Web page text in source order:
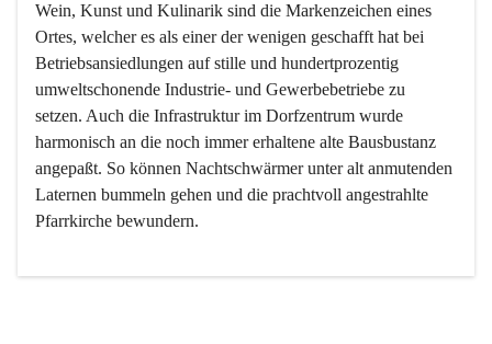
Wein, Kunst und Kulinarik sind die Markenzeichen eines
Ortes, welcher es als einer der wenigen geschafft hat bei
Betriebsansiedlungen auf stille und hundertprozentig
umweltschonende Industrie- und Gewerbebetriebe zu
setzen. Auch die Infrastruktur im Dorfzentrum wurde
harmonisch an die noch immer erhaltene alte Bausbustanz
angepaßt. So können Nachtschwärmer unter alt anmutenden
Laternen bummeln gehen und die prachtvoll angestrahlte
Pfarrkirche bewundern.
Der Weinbau dominert heute nicht mehr, ist aber integrativer